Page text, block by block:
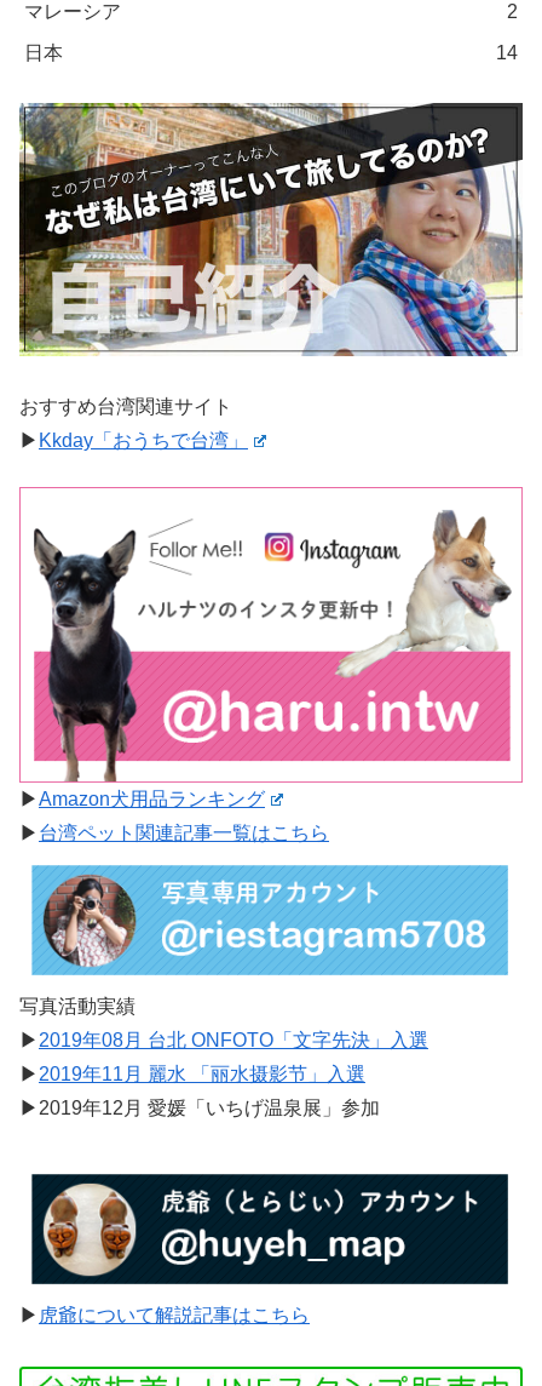
マレーシア
2
日本
14
おすすめ台湾関連サイト
▶︎ Kkday「おうちで台湾」
▶︎Amazon犬用品ランキング
▶︎ 台湾ペット関連記事一覧はこちら
写真活動実績
▶︎ 2019年08月 台北 ONFOTO「文字先決」入選
▶︎ 2019年11月 麗水 「丽水摄影节」入選
▶︎2019年12月 愛媛「いちげ温泉展」参加
▶︎ 虎爺について解説記事はこちら